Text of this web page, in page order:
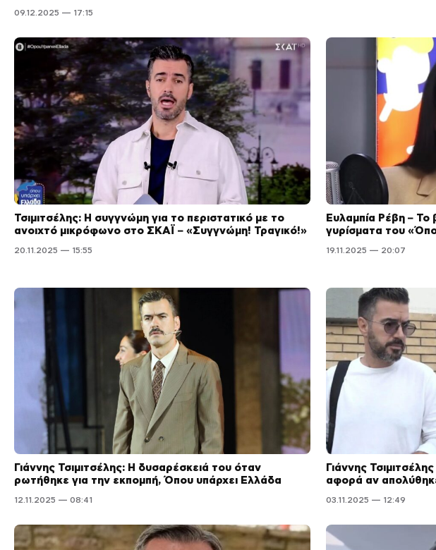
09.12.2025 — 17:15
Τσιμιτσέλης: Η συγγνώμη για το περιστατικό με το
ανοιχτό μικρόφωνο στο ΣΚΑΪ – «Συγγνώμη! Τραγικό!»
20.11.2025 — 15:55
Ευλαμπία Ρέβη – Το
γυρίσματα του
19.11.2025 — 20:07
Γιάννης Τσιμιτσέλης: Η δυσαρέσκειά του όταν
ρωτήθηκε για την εκπομπή, Όπου υπάρχει Ελλάδα
12.11.2025 — 08:41
Γιάννης
αφορά αν
03.11.2025 — 12:49